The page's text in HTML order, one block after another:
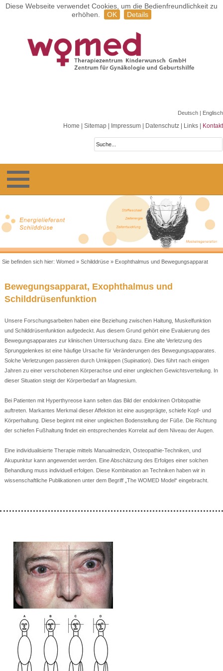
Diese Webseite verwendet Cookies, um die Bedienfreundlichkeit zu
erhöhen.
OK Details
Deutsch | Englisch
Home Sitemap Impressum Datenschutz Links Kontakt
Sie befinden sich hier:Womed »Schilddrüse » Exophthalmus und Bewegungsapparat
Bewegungsapparat, Exophthalmus und
Schilddrüsenfunktion
Unsere Forschungsarbeiten haben eine Beziehung zwischen Haltung, Muskelfunktion
und Schilddrüsenfunktion aufgedeckt. Aus diesem Grund gehört eine Evaluierung des
Bewegungsapparates zur klinischen Untersuchung dazu. Eine alte Verletzung des
Sprunggelenkes ist eine häufige Ursache für Veränderungen des Bewegungsapparates.
Solche Verletzungen passieren durch Umkippen (Supination). Dies führt nach einigen
Jahren zu einer verschobenen Körperachse und einer ungleichen Gewichtsverteilung. In
dieser Situation steigt der Körperbedarf an Magnesium.
Bei Patienten mit Hyperthyreose kann selten das Bild der endokrinen Orbitopathie
auftreten. Markantes Merkmal dieser Affektion ist eine ausgeprägte, schiefe Kopf- und
Körperhaltung. Diese beginnt mit einer ungleichen Bodenstellung der Füße. Die Richtung
der schiefen Fußhaltung findet ein entsprechendes Korrelat auf dem Niveau der Augen.
Eine individualisierte Therapie mittels Manualmedizin, Osteopathie-Techniken, und
Akupunktur kann angewendet werden. Eine Abschätzung des Erfolges einer solchen
Behandlung muss individuell erfolgen. Diese Kombination an Techniken haben wir in
wissenschaftliche Publikationen unter dem Begriff „The WOMED Model“ eingebracht.